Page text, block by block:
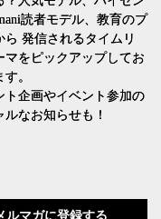
読者モデル、教育のプ
ら 発信されるタイムリ
マをピックアップしてお
。
ト企画やイベント参加の
ルなお知らせも！
ルマガに登録する